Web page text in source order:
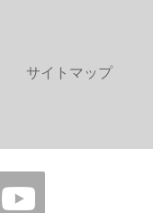
サイトマップ